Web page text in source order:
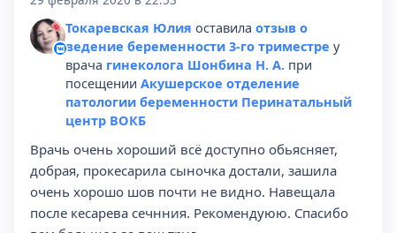
Токаревская Юлия оставила отзыв о
ведение беременности 3-го триместре у
врача гинеколога Шонбина Н. А. при
посещении Акушерское отделение
патологии беременности Перинатальный
центр ВОКБ
Врачь очень хороший всё доступно обьясняет,
добрая, прокесарила сыночка достали, зашила
очень хорошо шов почти не видно. Навещала
после кесарева сечнния. Рекомендуюю. Спасибо